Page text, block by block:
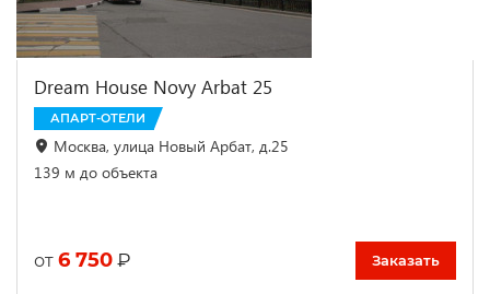
Dream House Novy Arbat 25
АПАРТ-ОТЕЛИ
Москва, улица Новый Арбат, д.25
139 м до объекта
от 6 750 ₽ Заказать